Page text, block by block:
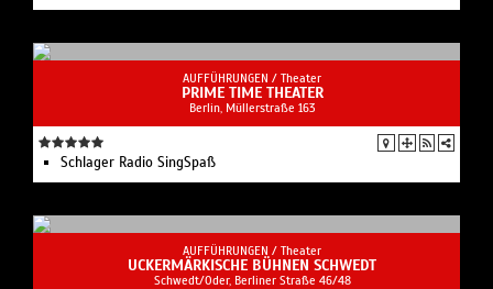
AUFFÜHRUNGEN / Theater
PRIME TIME THEATER
Berlin, ​Müllerstraße 163
Schlager Radio SingSpaß
AUFFÜHRUNGEN / Theater
UCKERMÄRKISCHE BÜHNEN SCHWEDT
Schwedt/Oder, Berliner Straße 46/48